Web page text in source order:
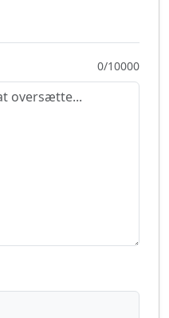
0/10000